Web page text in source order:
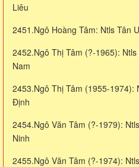
Liêu
2451.Ngô Hoàng Tâm: Ntls Tân
2452.Ngô Thị Tâm (?-1965):
Nam
2453.Ngô Thị Tâm (1955-1974):
Định
2454.Ngô Văn Tâm (?-1979):
Ninh
2455.Ngô Văn Tâm (?-1974):